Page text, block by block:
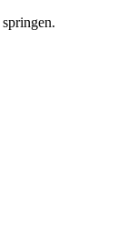
springen.